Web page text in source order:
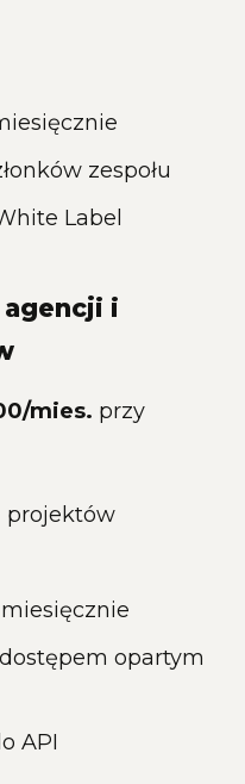
zespołu
Label
agencji i
mies. przy
projektów
opartym
API